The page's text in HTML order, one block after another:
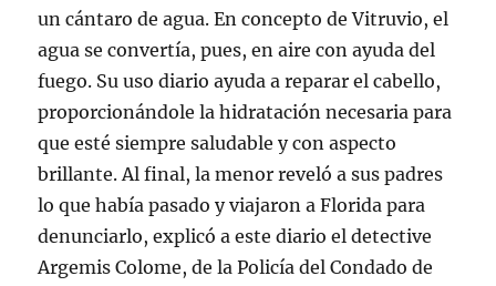
un cántaro de agua. En concepto de Vitruvio, el
agua se convertía, pues, en aire con ayuda del
fuego. Su uso diario ayuda a reparar el cabello,
proporcionándole la hidratación necesaria para
que esté siempre saludable y con aspecto
brillante. Al final, la menor reveló a sus padres
lo que había pasado y viajaron a Florida para
denunciarlo, explicó a este diario el detective
Argemis Colome, de la Policía del Condado de